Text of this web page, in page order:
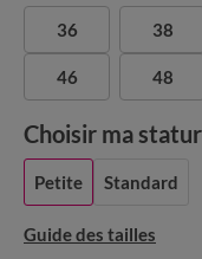
36 38
46 48
Guide des tailles
Choisir ma
Petite Standard